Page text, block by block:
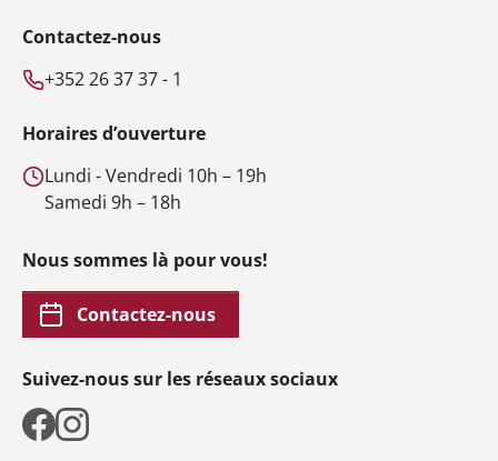
Contactez-nous
+352 26 37 37 - 1
Horaires d’ouverture
Lundi - Vendredi 10h – 19h
Samedi 9h – 18h
Nous sommes là pour vous!
Contactez-nous
Suivez-nous sur les réseaux sociaux